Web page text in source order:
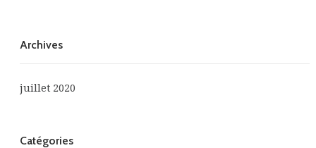
Archives
juillet 2020
Catégories